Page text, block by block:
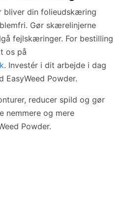
bliver din folieudskæring
Gør skærelinjerne
fejlskæringer. For bestilling
os på
. Investér i dit arbejde i dag
EasyWeed Powder.
reducer spild og gør
nemmere og mere
Powder.